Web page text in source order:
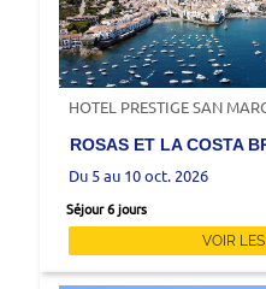
HOTEL PRESTIGE SAN
ROSAS ET LA COSTA
Du 5 au 10 oct. 2026
Séjour 6 jours
VOIR